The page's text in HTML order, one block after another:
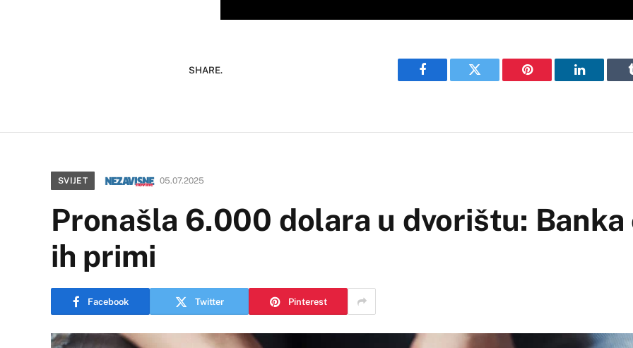
SHARE.
Facebook Twitter Pinterest LinkedIn
SVIJET 05.07.2025
Pronašla 6.000 dolara u dvorištu: Banka
ih primi
Facebook Twitter Pinterest